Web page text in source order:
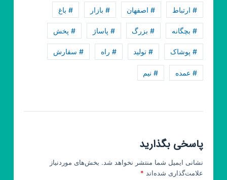
پخش
پوشاک
عمده
استایل
(حمیدی)
# ارتباط # اصفهان # بازار # باغ
# بچگانه # بزرگ # پاساژ # پخش
# پوشاک # تولید # راه # سفارش
# عمده # نیم
پاسخی بگذارید
نشانی ایمیل شما منتشر نخواهد شد. بخش‌های موردنیاز
علامت‌گذاری شده‌اند *